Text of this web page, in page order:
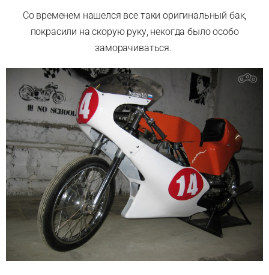
Со временем нашелся все таки оригинальный бак,
покрасили на скорую руку, некогда было особо
заморачиваться.